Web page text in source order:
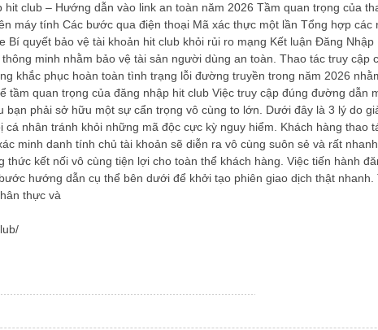
hit club – Hướng dẫn vào link an toàn năm 2026 Tầm quan trọng của
máy tính Các bước qua điện thoại Mã xác thực một lần Tổng hợp
Bí quyết bảo vệ tài khoản hit club khỏi rủi ro mạng Kết luận Đăng
minh nhằm bảo vệ tài sản người dùng an toàn. Thao tác truy
khắc phục hoàn toàn tình trạng lỗi đường truyền trong năm 2026
tầm quan trọng của đăng nhập hit club Việc truy cập đúng đường dẫn
bạn phải sở hữu một sự cẩn trọng vô cùng to lớn. Dưới đây là 3 lý do
cá nhân tránh khỏi những mã độc cực kỳ nguy hiểm. Khách hàng
minh danh tính chủ tài khoản sẽ diễn ra vô cùng suôn sẻ và rất
kết nối vô cùng tiện lợi cho toàn thể khách hàng. Việc tiến hành
hướng dẫn cụ thể bên dưới để khởi tạo phiên giao dịch thật
thực và